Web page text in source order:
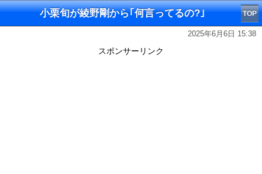
小栗旬が綾野剛から｢何言ってるの?｣ TOP
2025年6月6日 15:38
スポンサーリンク